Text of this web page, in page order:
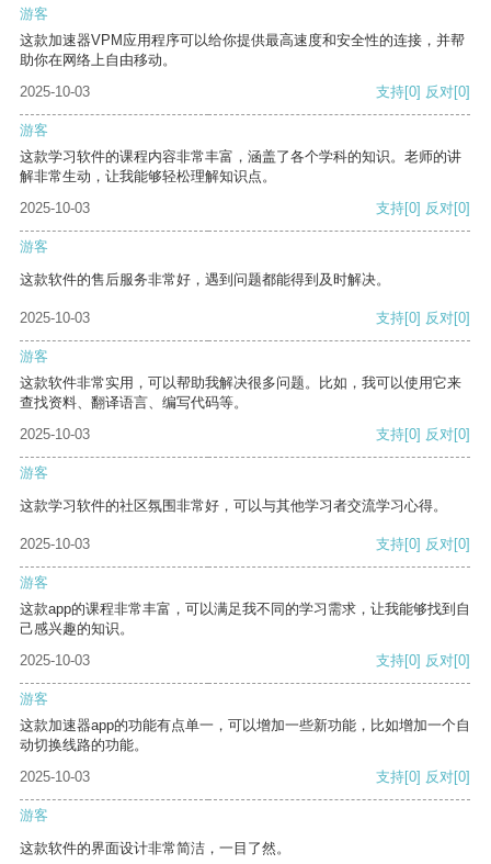
游客
这款加速器VPM应用程序可以给你提供最高速度和安全性的连接，并帮
助你在网络上自由移动。
2025-10-03
支持[0] 反对[0]
游客
这款学习软件的课程内容非常丰富，涵盖了各个学科的知识。老师的讲
解非常生动，让我能够轻松理解知识点。
2025-10-03
支持[0] 反对[0]
游客
这款软件的售后服务非常好，遇到问题都能得到及时解决。
2025-10-03 支持[0] 反对[0]
游客
这款软件非常实用，可以帮助我解决很多问题。比如，我可以使用它来
查找资料、翻译语言、编写代码等。
2025-10-03
支持[0] 反对[0]
游客
这款学习软件的社区氛围非常好，可以与其他学习者交流学习心得。
2025-10-03 支持[0] 反对[0]
游客
这款app的课程非常丰富，可以满足我不同的学习需求，让我能够找到自
己感兴趣的知识。
2025-10-03
支持[0] 反对[0]
游客
这款加速器app的功能有点单一，可以增加一些新功能，比如增加一个自
动切换线路的功能。
2025-10-03
支持[0] 反对[0]
游客
这款软件的界面设计非常简洁，一目了然。